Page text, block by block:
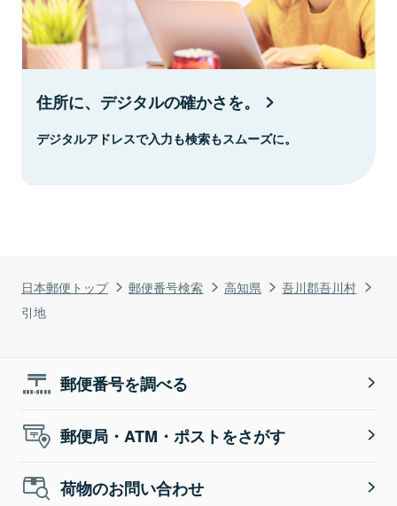
日本郵便トップ 郵便番号検索 高知県
吾川郡吾川村
引地
住所に、デジタルの確かさを。
デジタルアドレスで入力も検索もスムーズに。
郵便番号を調べる
郵便局・ATM・ポストをさがす
荷物のお問い合わせ